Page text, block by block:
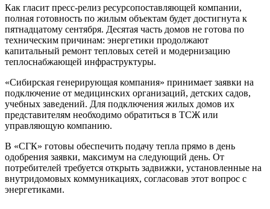
Как гласит пресс-релиз ресурсопоставляющей компании,
полная готовность по жилым объектам будет достигнута к
пятнадцатому сентября. Десятая часть домов не готова по
техническим причинам: энергетики продолжают
капитальный ремонт тепловых сетей и модернизацию
теплоснабжающей инфраструктуры.
«Сибирская генерирующая компания» принимает заявки на
подключение от медицинских организаций, детских садов,
учебных заведений. Для подключения жилых домов их
представителям необходимо обратиться в ТСЖ или
управляющую компанию.
В «СГК» готовы обеспечить подачу тепла прямо в день
одобрения заявки, максимум на следующий день. От
потребителей требуется открыть задвижки, установленные на
внутридомовых коммуникациях, согласовав этот вопрос с
энергетиками.